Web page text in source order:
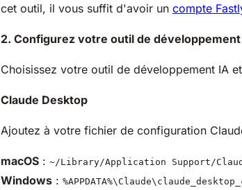
cet outil, il vous suffit d'avoir un compte
2. Configurez votre outil de développement
Choisissez votre outil de développement IA
Claude Desktop
Ajoutez à votre fichier de configuration
macOS : ~/Library/Application Support/
Windows :